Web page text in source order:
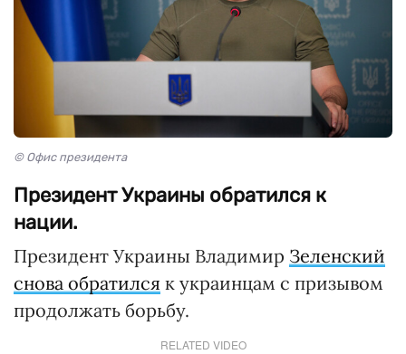
© Офис президента
Президент Украины обратился к
нации.
Президент Украины Владимир Зеленский
снова обратился к украинцам с призывом
продолжать борьбу.
RELATED VIDEO